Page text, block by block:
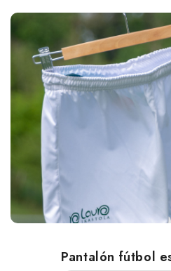
Pantalón fútbol